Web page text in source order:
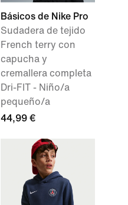
Básicos de Nike Pro
Sudadera de tejido
French terry con
capucha y
cremallera completa
Dri-FIT - Niño/a
pequeño/a
44,99 €